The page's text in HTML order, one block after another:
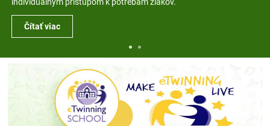
... ŠKOLA BEZ BARIÉR